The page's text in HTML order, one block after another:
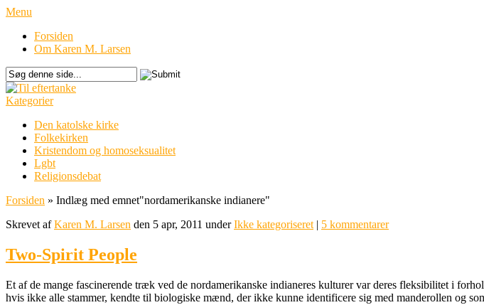
Menu
Forsiden
Om Karen M. Larsen
Kategorier
Den katolske kirke
Folkekirken
Kristendom og homoseksualitet
Lgbt
Religionsdebat
Forsiden » Indlæg med emnet"nordamerikanske indianere"
Skrevet afKaren M. Larsen den 5 apr, 2011 underIkke kategoriseret | 5 kommentarer
Two-Spirit People
Et af de mange fascinerende træk ved de nordamerikanske indianeres kulturer var deres fleksibilitet i
hvis ikke alle stammer, kendte til biologiske mænd, der ikke kunne identificere sig med manderollen og